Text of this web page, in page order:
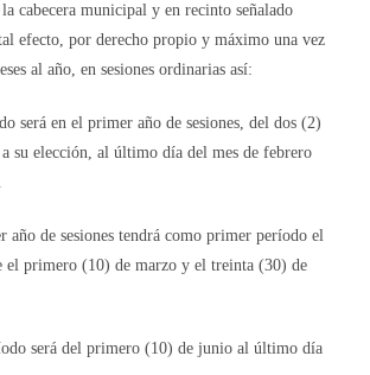
cabecera municipal y en recinto señalado
efecto, por derecho propio y máximo una vez
al año, en sesiones ordinarias así:
será en el primer año de sesiones, del dos (2)
su elección, al último día del mes de febrero
año de sesiones tendrá como primer período el
el primero (10) de marzo y el treinta (30) de
será del primero (10) de junio al último día